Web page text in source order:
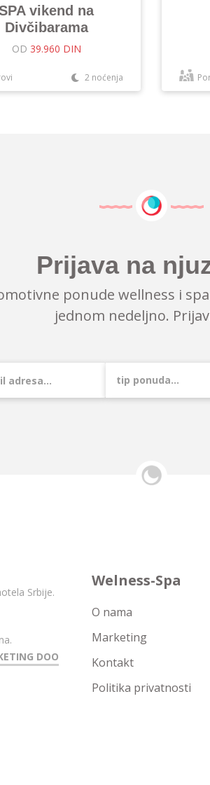
vikend na
Divčibarama
OD 39.960 DIN
2 noćenja
Prijava na
ponude wellness i
jednom nedeljno.
Srbije.
DOO
Welness-Spa
O nama
Marketing
Kontakt
Politika privatnosti